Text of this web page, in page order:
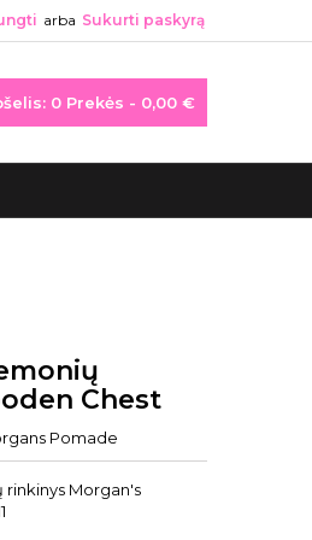
arba Sukurti paskyrą
0 Prekės - 0,00 €
Chest
Pomade
Morgan's